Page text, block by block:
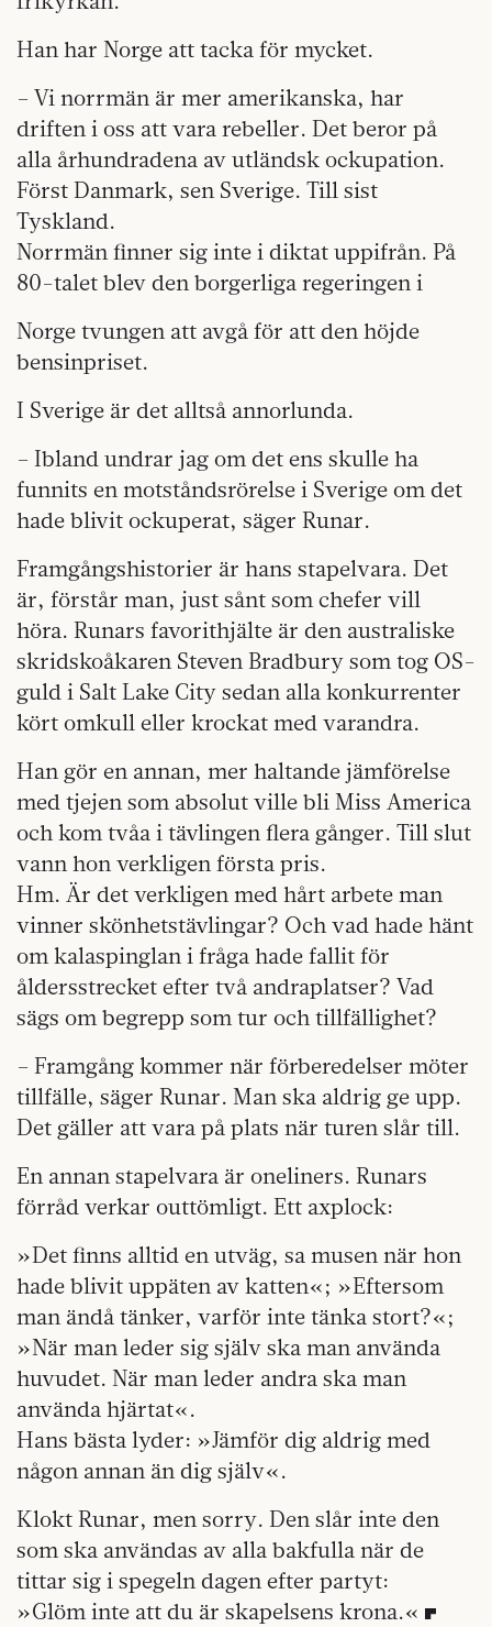
Han har Norge att tacka för mycket.
– Vi norrmän är mer amerikanska, har
driften i oss att vara rebeller. Det beror på
alla århundradena av utländsk ockupation.
Först Danmark, sen Sverige. Till sist
Tyskland.
Norrmän finner sig inte i diktat uppifrån. På
80-talet blev den borgerliga regeringen i
Norge tvungen att avgå för att den höjde
bensinpriset.
I Sverige är det alltså annorlunda.
– Ibland undrar jag om det ens skulle ha
funnits en motståndsrörelse i Sverige om det
hade blivit ockuperat, säger Runar.
Framgångshistorier är hans stapelvara. Det
är, förstår man, just sånt som chefer vill
höra. Runars favorithjälte är den australiske
skridskoåkaren Steven Bradbury som tog OS-
guld i Salt Lake City sedan alla konkurrenter
kört omkull eller krockat med varandra.
Han gör en annan, mer haltande jämförelse
med tjejen som absolut ville bli Miss America
och kom tvåa i tävlingen flera gånger. Till slut
vann hon verkligen första pris.
Hm. Är det verkligen med hårt arbete man
vinner skönhetstävlingar? Och vad hade hänt
om kalaspinglan i fråga hade fallit för
åldersstrecket efter två andraplatser? Vad
sägs om begrepp som tur och tillfällighet?
– Framgång kommer när förberedelser möter
tillfälle, säger Runar. Man ska aldrig ge upp.
Det gäller att vara på plats när turen slår till.
En annan stapelvara är oneliners. Runars
förråd verkar outtömligt. Ett axplock:
»Det finns alltid en utväg, sa musen när hon
hade blivit uppäten av katten«; »Eftersom
man ändå tänker, varför inte tänka stort?«;
»När man leder sig själv ska man använda
huvudet. När man leder andra ska man
använda hjärtat«.
Hans bästa lyder: »Jämför dig aldrig med
någon annan än dig själv«.
Klokt Runar, men sorry. Den slår inte den
som ska användas av alla bakfulla när de
tittar sig i spegeln dagen efter partyt:
»Glöm inte att du är skapelsens krona.«